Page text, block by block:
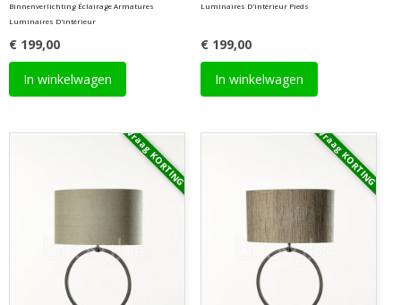
Binnenverlichting Éclairage Armatures
Luminaires D'intérieur
€ 199,00
In winkelwagen
Luminaires D'intérieur Pieds
€ 199,00
In winkelwagen
Vraag KORTING Vraag KORTING